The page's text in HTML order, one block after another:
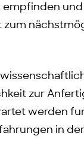
zum
zur
werden
in